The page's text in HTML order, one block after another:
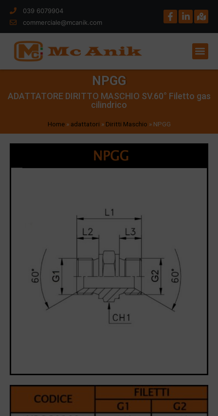
039 6079904
commerciale@mcanik.com
NPGG
ADATTATORE DIRITTO MASCHIO SV.60° Filetto gas
cilindrico
Home» adattatori » Diritti Maschio » NPGG